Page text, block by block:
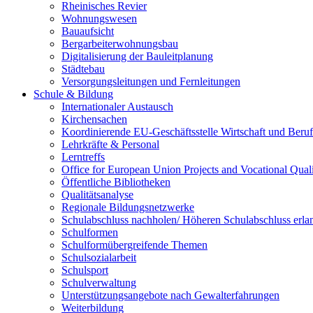
Rheinisches Revier
Wohnungswesen
Bauaufsicht
Bergarbeiterwohnungsbau
Digitalisierung der Bauleitplanung
Städtebau
Versorgungsleitungen und Fernleitungen
Schule & Bildung
Internationaler Austausch
Kirchensachen
Koordinierende EU-Geschäftsstelle Wirtschaft und
Lehrkräfte & Personal
Lerntreffs
Office for European Union Projects and Vocational
Öffentliche Bibliotheken
Qualitätsanalyse
Regionale Bildungsnetzwerke
Schulabschluss nachholen/ Höheren Schulabschluss
Schulformen
Schulformübergreifende Themen
Schulsozialarbeit
Schulsport
Schulverwaltung
Unterstützungsangebote nach Gewalterfahrungen
Weiterbildung